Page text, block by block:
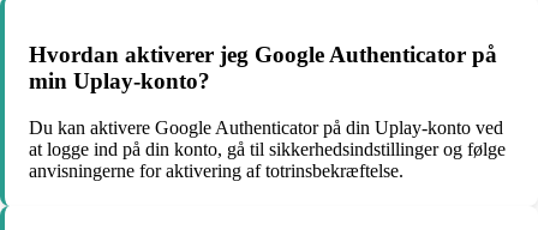
Hvordan aktiverer jeg Google Authenticator på
min Uplay-konto?
Du kan aktivere Google Authenticator på din Uplay-konto ved
at logge ind på din konto, gå til sikkerhedsindstillinger og følge
anvisningerne for aktivering af totrinsbekræftelse.